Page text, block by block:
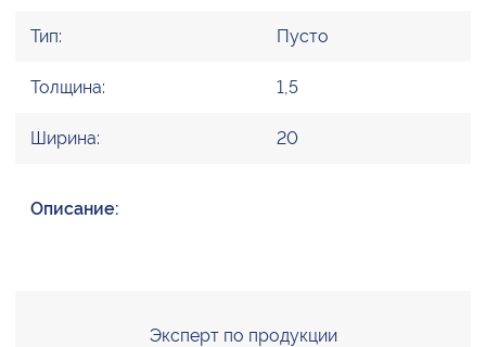
Тип: Пусто
Толщина: 1,5
Ширина: 20
Описание:
Эксперт по продукции